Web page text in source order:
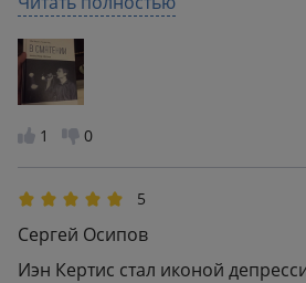
здесь представлена и позиция
которая предоставила для
писем Йена ей и в обратном
брать книгу Деборы, фильм
для меня выбор однозначен.
1 0
5
Сергей Осипов
Иэн Кертис стал иконой